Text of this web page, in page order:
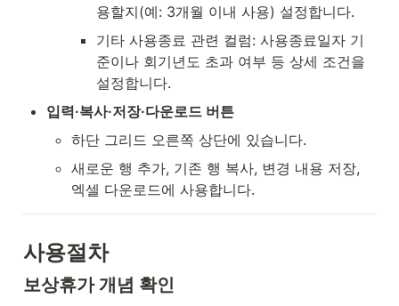
용할지(예: 3개월 이내 사용) 설정합니다.
기타 사용종료 관련 컬럼: 사용종료일자 기
준이나 회기년도 초과 여부 등 상세 조건을
설정합니다.
입력·복사·저장·다운로드 버튼
하단 그리드 오른쪽 상단에 있습니다.
새로운 행 추가, 기존 행 복사, 변경 내용 저장,
엑셀 다운로드에 사용합니다.
사용절차
보상휴가 개념 확인